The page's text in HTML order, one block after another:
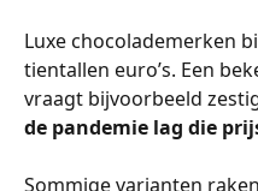
Luxe chocolademerken
tientallen euro’s. Een
vraagt bijvoorbeeld
de pandemie lag die
Sommige varianten